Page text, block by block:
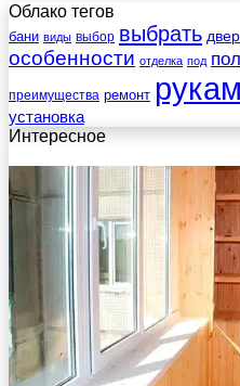
Облако тегов
бани виды выбор выбрать
особенности отделка под пол
преимущества ремонт
установка
Интересное